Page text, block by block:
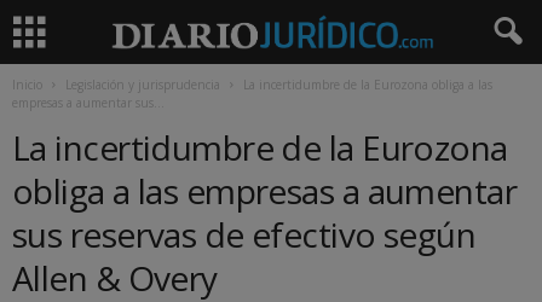
Inicio Legislación y jurisprudencia
La incertidumbre de la Eurozona obliga a las
empresas a aumentar sus...
La incertidumbre de la Eurozona
obliga a las empresas a aumentar
sus reservas de efectivo según
Allen & Overy